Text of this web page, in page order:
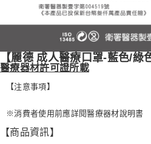
【麗德 成人醫療口罩-藍色/綠
醫療器材許可證所載
【注意事項】
※消費者使用前應詳閱醫療器材說明書
【商品資訊】